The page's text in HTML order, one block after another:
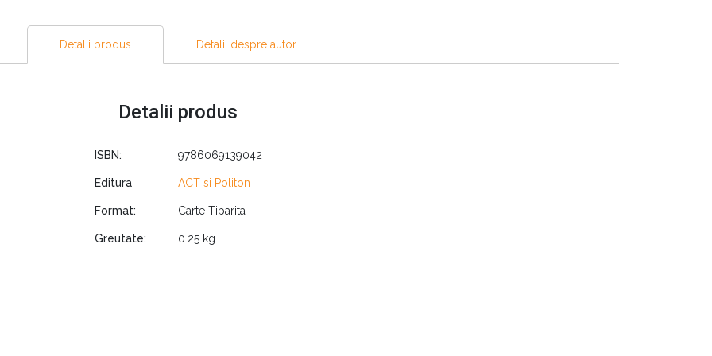
în viața noastră. Mâncarea ne conectează între noi și pe noi cu propriul corp; poate să ne
să reconstituie comunități pline de viață, să îmbunătățească economia și mediul, să
violența, criminalitatea și sinuciderea.”
mâncare și așa zisa mâncare, în condițiile în care de foarte multe ori ne este aproape imposibil să
pe alimente?
Detalii produs Detalii despre autor
Detalii produs
ISBN: 9786069139042
Editura ACT si Politon
Format: Carte Tiparita
Greutate: 0.25 kg